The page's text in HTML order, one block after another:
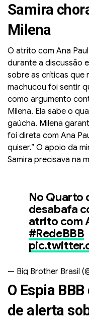
Samira
Milena
O atrito com Ana
durante a discussão
sobre as críticas que
machucou foi sentir
como argumento
Milena. Ela sabe o
gaúcha. Milena
foi direta com Ana
quiser.” O apoio da
Samira precisava na
No Quarto
desabafa
atrito com
#RedeBBB
— Big Brother Brasil
O Espia
de alerta